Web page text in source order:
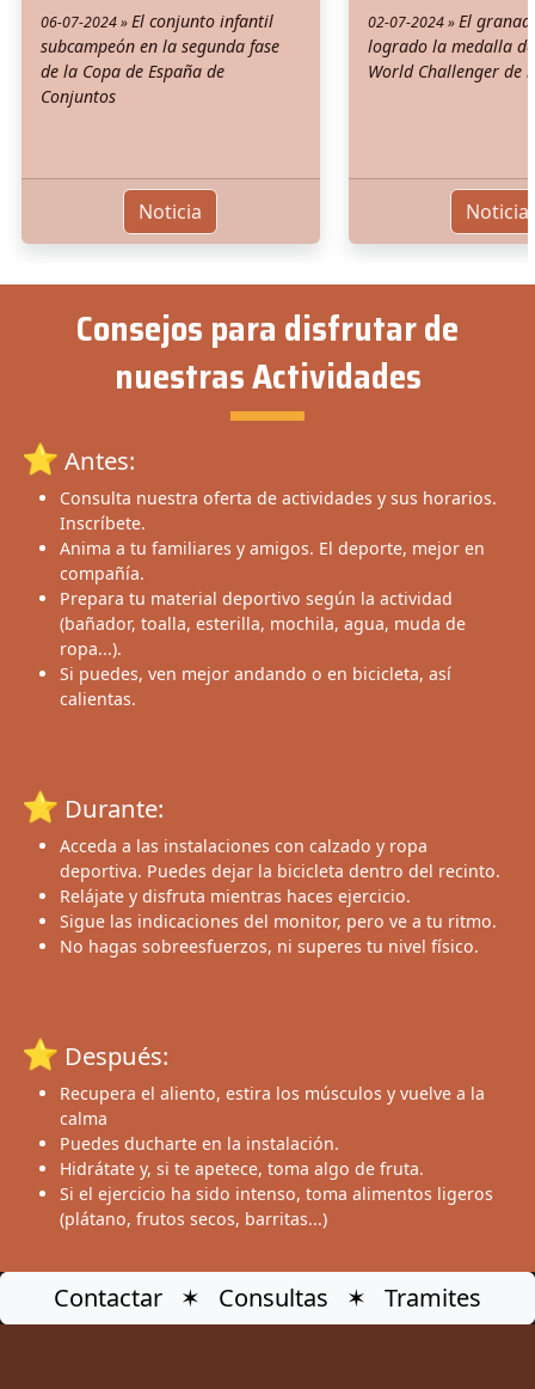
06-07-2024 »El conjunto infantil
subcampeón en la segunda fase
de la Copa de España de
Conjuntos
Noticia
02-07-2024 »El
logrado la medalla
World Challenger de
Noticia
Consejos para disfrutar de
nuestras Actividades
⭐ Antes:
Consulta nuestra oferta de actividades y sus horarios.
Inscríbete.
Anima a tu familiares y amigos. El deporte, mejor en
compañía.
Prepara tu material deportivo según la actividad
(bañador, toalla, esterilla, mochila, agua, muda de
ropa...).
Si puedes, ven mejor andando o en bicicleta, así
calientas.
⭐ Durante:
Acceda a las instalaciones con calzado y ropa
deportiva. Puedes dejar la bicicleta dentro del recinto.
Relájate y disfruta mientras haces ejercicio.
Sigue las indicaciones del monitor, pero ve a tu ritmo.
No hagas sobreesfuerzos, ni superes tu nivel físico.
⭐ Después:
Recupera el aliento, estira los músculos y vuelve a la
calma
Puedes ducharte en la instalación.
Hidrátate y, si te apetece, toma algo de fruta.
Si el ejercicio ha sido intenso, toma alimentos ligeros
(plátano, frutos secos, barritas...)
Contactar ✶ Consultas ✶ Tramites